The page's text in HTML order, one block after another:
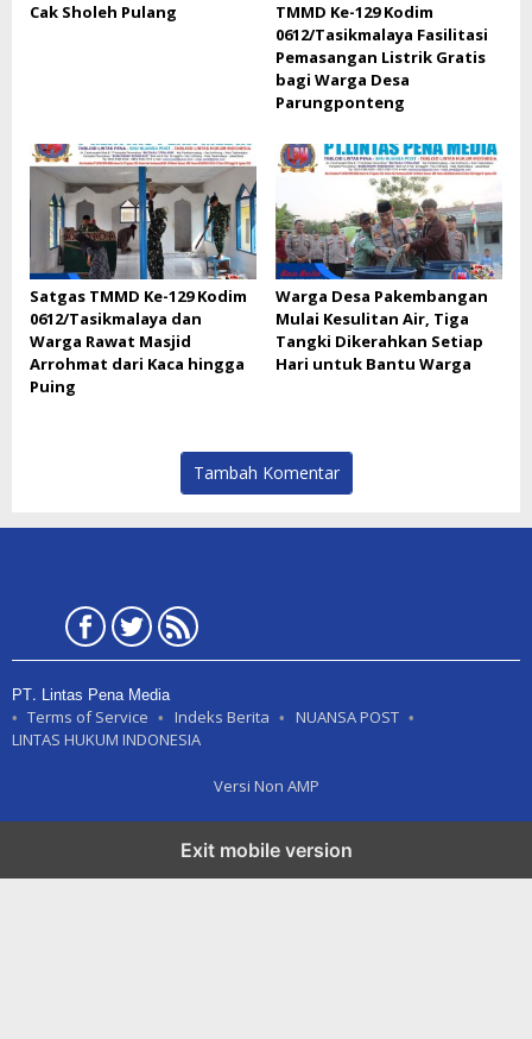
Cak Sholeh Pulang
TMMD Ke-129 Kodim
0612/Tasikmalaya Fasilitasi
Pemasangan Listrik Gratis
bagi Warga Desa
Parungponteng
Satgas TMMD Ke-129 Kodim
0612/Tasikmalaya dan
Warga Rawat Masjid
Arrohmat dari Kaca hingga
Puing
Warga Desa Pakembangan
Mulai Kesulitan Air, Tiga
Tangki Dikerahkan Setiap
Hari untuk Bantu Warga
Tambah Komentar
PT. Lintas Pena Media
Terms of Service Indeks Berita
NUANSA POST
LINTAS HUKUM INDONESIA
Versi Non AMP
Exit mobile version